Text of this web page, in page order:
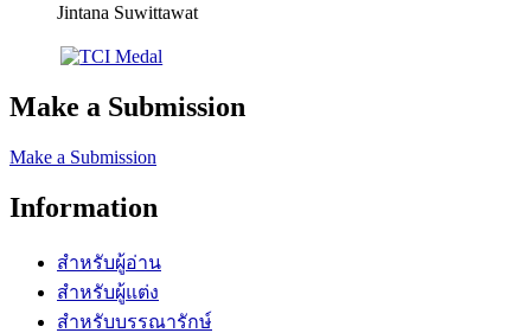
Jintana Suwittawat
Make a Submission
Make a Submission
Information
สำหรับผู้อ่าน
สำหรับผู้แต่ง
สำหรับบรรณารักษ์